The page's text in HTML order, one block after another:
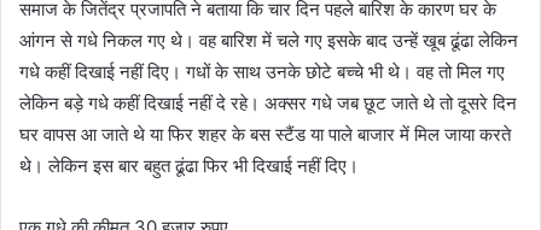
समाज के जितेंद्र प्रजापति ने बताया कि चार दिन पहले बारिश के कारण घर के
आंगन से गधे निकल गए थे। वह बारिश में चले गए इसके बाद उन्हें खूब ढूंढा लेकिन
गधे कहीं दिखाई नहीं दिए। गधों के साथ उनके छोटे बच्चे भी थे। वह तो मिल गए
लेकिन बड़े गधे कहीं दिखाई नहीं दे रहे। अक्सर गधे जब छूट जाते थे तो दूसरे दिन
घर वापस आ जाते थे या फिर शहर के बस स्टैंड या पाले बाजार में मिल जाया करते
थे। लेकिन इस बार बहुत ढूंढा फिर भी दिखाई नहीं दिए।